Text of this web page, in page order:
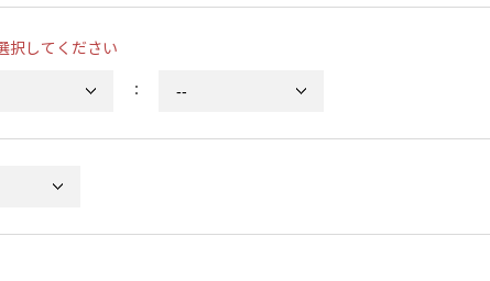
択してください
：